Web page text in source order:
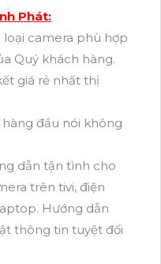
Phát:
loại camera phù hợp
Quý khách hàng.
giá rẻ nhất thị
đầu nói không
dẫn tận tình cho
trên tivi, điện
Hướng dẫn
thông tin tuyệt đối